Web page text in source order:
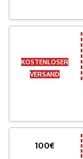
KOSTENLOSER
VERSAND
100€